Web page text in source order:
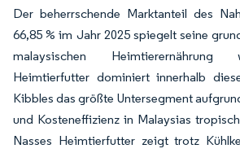
Der beherrschende Marktanteil des
66,85 % im Jahr 2025 spiegelt seine
malaysischen Heimtierernährung
Heimtierfutter dominiert innerhalb
Kibbles das größte Untersegment
und Kosteneffizienz in Malaysias
Nasses Heimtierfutter zeigt trotz